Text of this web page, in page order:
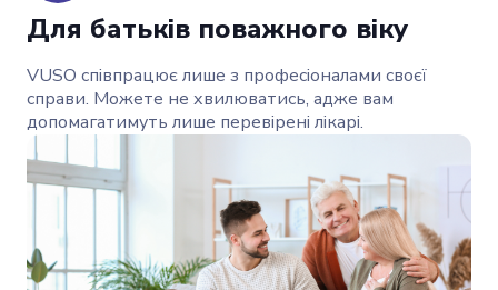
Для батьків поважного віку
VUSO співпрацює лише з професіоналами своєї
справи. Можете не хвилюватись, адже вам
допомагатимуть лише перевірені лікарі.